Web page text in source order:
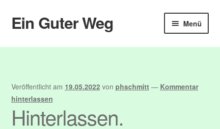
Zur
Navigation
Zum
Inhalt
Ein Guter Weg Menü
Start
Anmelden
Benutzer
Veröffentlicht am 19.05.2022 von phschmitt — Kommentar
hinterlassen
Hinterlassen.